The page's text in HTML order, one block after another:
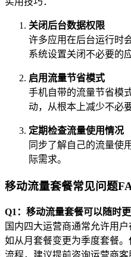
关闭后台数据权限
许多应用在后台运行时
系统设置关闭不必要的
启用流量节省模式
手机自带的流量节省模
动，从根本上减少不必
定期检查流量使用情况
同步了解自己的流量使
际需求。
移动流量套餐常见问题
Q1：移动流量套餐可以随时更
国内四大运营商通常允许用
如从月套餐变更为季度套餐